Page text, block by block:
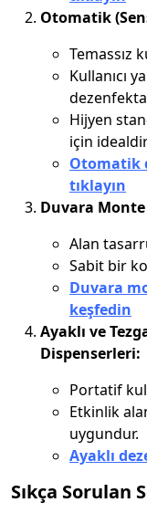
Otomatik
Temassız
Kullanıcı
Hijyen
için
Otomatik
tıklayın
Duvara
Alan
Sabit bir
Duvara
keşfedin
Ayaklı ve
Dispenserleri:
Portatif
Etkinlik
uygundur.
Ayaklı
Sıkça Sorulan